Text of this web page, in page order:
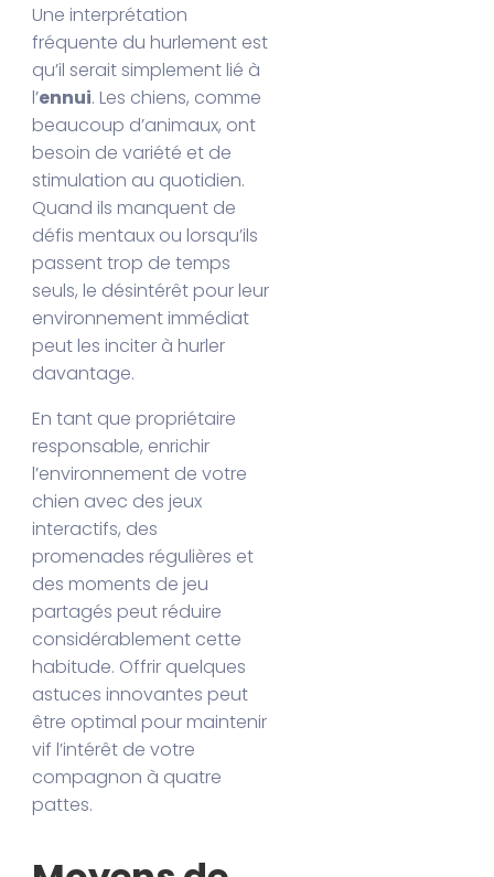
Une interprétation
fréquente du hurlement est
qu’il serait simplement lié à
l’ennui. Les chiens, comme
beaucoup d’animaux, ont
besoin de variété et de
stimulation au quotidien.
Quand ils manquent de
défis mentaux ou lorsqu’ils
passent trop de temps
seuls, le désintérêt pour leur
environnement immédiat
peut les inciter à hurler
davantage.
En tant que propriétaire
responsable, enrichir
l’environnement de votre
chien avec des jeux
interactifs, des
promenades régulières et
des moments de jeu
partagés peut réduire
considérablement cette
habitude. Offrir quelques
astuces innovantes peut
être optimal pour maintenir
vif l’intérêt de votre
compagnon à quatre
pattes.